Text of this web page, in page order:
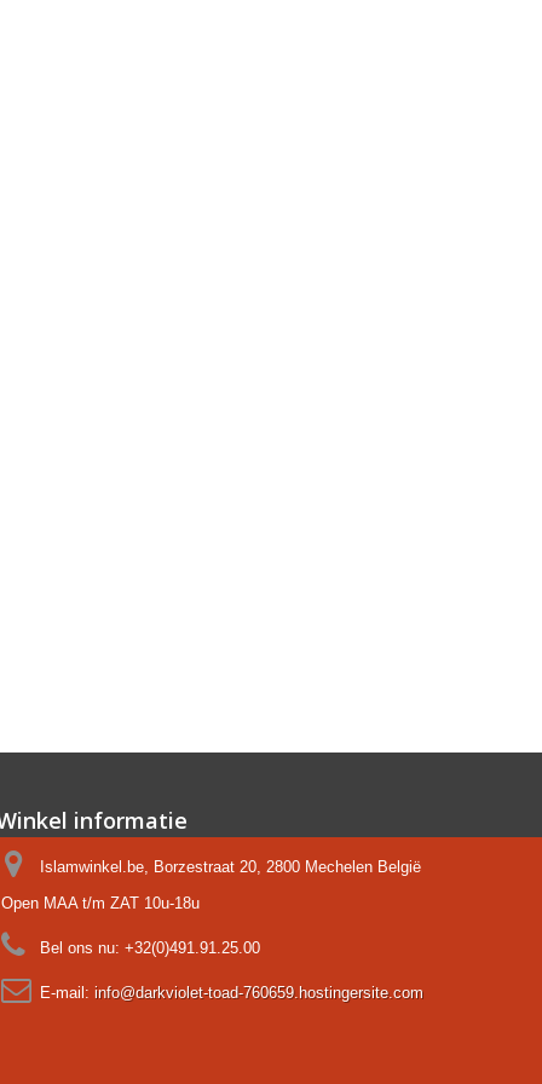
informatie
Islamwinkel.be, Borzestraat 20, 2800 Mechelen België
Open MAA t/m ZAT 10u-18u
Bel ons nu: +32(0)491.91.25.00
E-mail: info@darkviolet-toad-760659.hostingersite.com